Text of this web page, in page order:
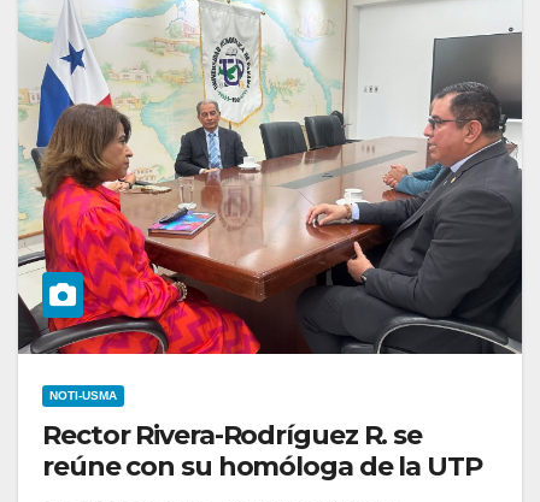
NOTI-USMA
Rector Rivera-Rodríguez R. se
reúne con su homóloga de la UTP